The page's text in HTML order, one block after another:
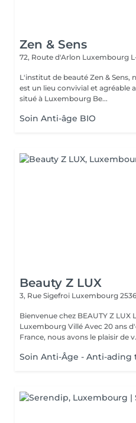
Zen & Sens
72, Route d'Arlon Luxembourg L-
L'institut de beauté Zen & Sens,
est un lieu convivial et agréable
situé à Luxembourg Be...
Soin Anti-âge BIO
Beauty Z LUX
3, Rue Sigefroi Luxembourg 2536
Bienvenue chez BEAUTY Z LUX
Luxembourg Villé Avec 20 ans d'expérience en Russie et en
France, nous avons le plaisir de
Soin Anti-Âge - Anti-